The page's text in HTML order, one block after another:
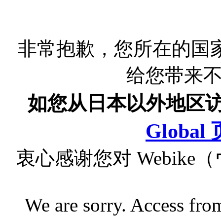
非常抱歉，您所在的国
给您带来
如您从日本以外地区
Global
衷心感谢您对 Webike
We are sorry. Access